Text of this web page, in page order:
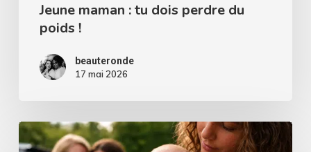
Jeune maman : tu dois perdre du
poids !
beauteronde
17 mai 2026
On